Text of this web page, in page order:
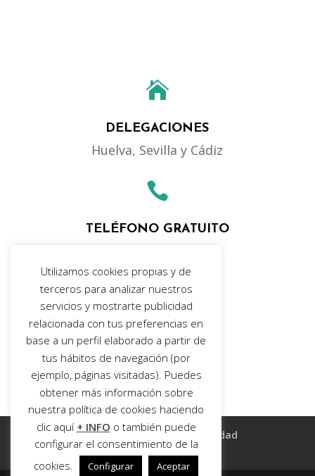

DELEGACIONES
Huelva, Sevilla y Cádiz

TELÉFONO GRATUITO

EMAIL
info@awagest.com
Aviso legal
Política de privacidad
Política de cookies
Utilizamos cookies propias y de
terceros para analizar nuestros
servicios y mostrarte publicidad
relacionada con tus preferencias en
base a un perfil elaborado a partir de
tus hábitos de navegación (por
ejemplo, páginas visitadas). Puedes
obtener más información sobre
nuestra política de cookies haciendo
clic aquí + INFO o también puede
configurar el consentimiento de la
cookies.
Configurar Aceptar